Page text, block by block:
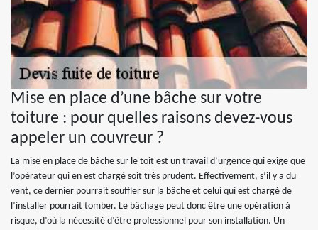
Mise en place d’une bâche sur votre
toiture : pour quelles raisons devez-vous
appeler un couvreur ?
La mise en place de bâche sur le toit est un travail d’urgence qui exige que
l’opérateur qui en est chargé soit très prudent. Effectivement, s’il y a du
vent, ce dernier pourrait souffler sur la bâche et celui qui est chargé de
l’installer pourrait tomber. Le bâchage peut donc être une opération à
risque, d’où la nécessité d’être professionnel pour son installation. Un